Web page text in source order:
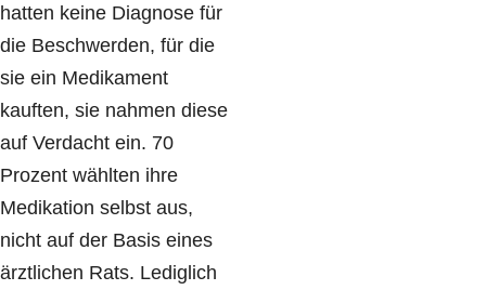
hatten keine Diagnose für
die Beschwerden, für die
sie ein Medikament
kauften, sie nahmen diese
auf Verdacht ein. 70
Prozent wählten ihre
Medikation selbst aus,
nicht auf der Basis eines
ärztlichen Rats. Lediglich